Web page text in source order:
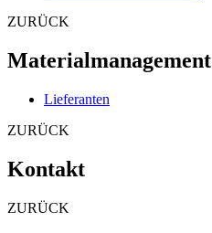
ZURÜCK
Materialmanagement
Lieferanten
ZURÜCK
Kontakt
ZURÜCK